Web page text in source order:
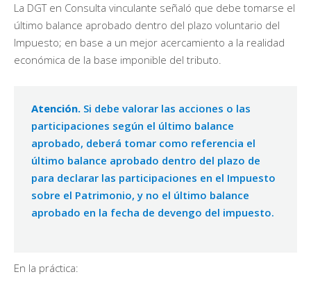
La DGT en Consulta vinculante señaló que debe tomarse el
último balance aprobado dentro del plazo voluntario del
Impuesto; en base a un mejor acercamiento a la realidad
económica de la base imponible del tributo.
Atención. Si debe valorar las acciones o las
participaciones según el último balance
aprobado, deberá tomar como referencia el
último balance aprobado dentro del plazo de
para declarar las participaciones en el Impuesto
sobre el Patrimonio, y no el último balance
aprobado en la fecha de devengo del impuesto.
En la práctica: